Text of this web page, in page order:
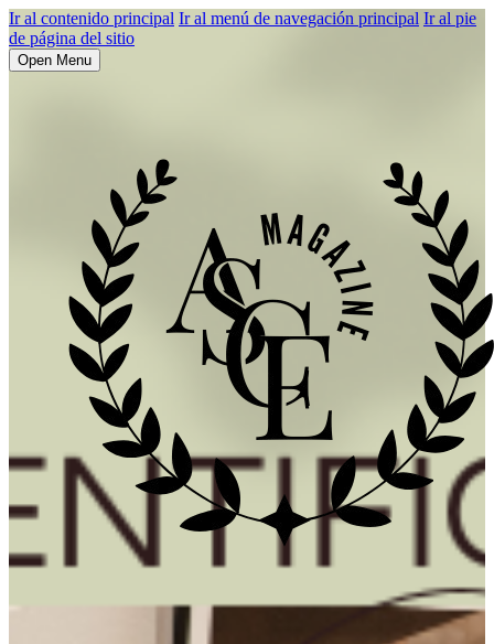
Ir al contenido principal Ir al menú de navegación principal Ir al pie
de página del sitio
Open Menu